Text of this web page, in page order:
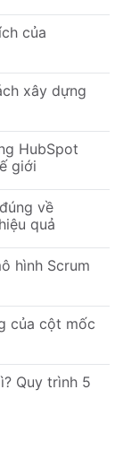
của
xây dựng
HubSpot
giới
về
quả
hình Scrum
của cột mốc
Quy trình 5